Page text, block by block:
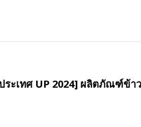
ระเทศ UP 2024] ผลิตภัณฑ์ข้า